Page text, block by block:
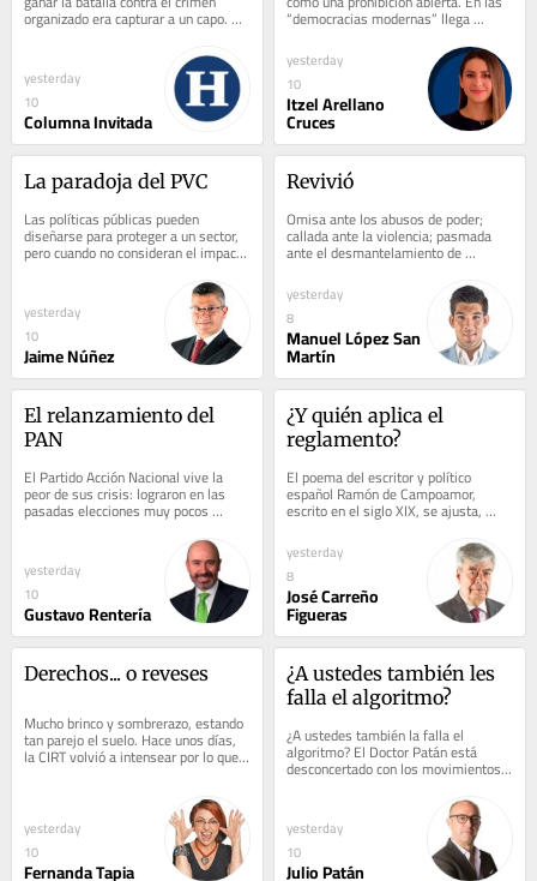
organizado era capturar a un capo.
Cada detención se anunciaba como
yesterday
10
Columna Invitada
“democracias modernas” llega
disfrazada de regulaciones, nuevas
facultades...
yesterday
10
Itzel Arellano
Cruces
La paradoja del PVC
Las políticas públicas pueden
diseñarse para proteger a un sector,
pero cuando no consideran el impacto
sobre toda la cadena productiva
yesterday
10
Jaime Núñez
Revivió
Omisa ante los abusos de poder;
callada ante la violencia; pasmada
ante el desmantelamiento de
Rosario Piedra...
yesterday
8
Manuel López San
Martín
El relanzamiento del
PAN
El Partido Acción Nacional vive la
peor de sus crisis: lograron en las
pasadas elecciones muy pocos
puestos de elección popular, sus
yesterday
10
Gustavo Rentería
¿Y quién aplica el
reglamento?
El poema del escritor y político
español Ramón de Campoamor,
escrito en el siglo XIX, se ajusta,
como un guante, a las ambiciones de
muchos...
yesterday
8
José Carreño
Figueras
Derechos... o reveses
Mucho brinco y sombrerazo, estando
tan parejo el suelo. Hace unos días,
la CIRT volvió a intensear por lo que
llamaremos de forma breve: la
yesterday
10
Fernanda Tapia
¿A ustedes también les
falla el algoritmo?
¿A ustedes también la falla el
algoritmo? El Doctor Patán está
desconcertado con los movimientos
yesterday
10
Julio Patán